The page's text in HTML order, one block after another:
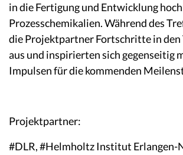
in die Fertigung und Entwicklung
Prozesschemikalien. Während des
die Projektpartner Fortschritte in
aus und inspirierten sich gegenseitig
Impulsen für die kommenden
Projektpartner:
#DLR, #Helmholtz Institut Erlangen-